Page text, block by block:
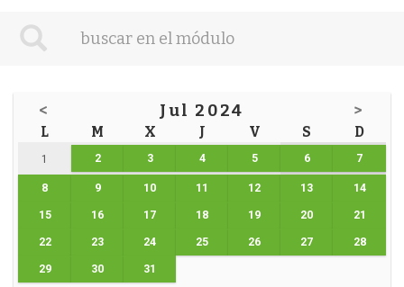
< Jul 2024 >
L M X J V S D
1 2 3 4 5 6 7
8 9 10 11 12 13 14
15 16 17 18 19 20 21
22 23 24 25 26 27 28
29 30 31